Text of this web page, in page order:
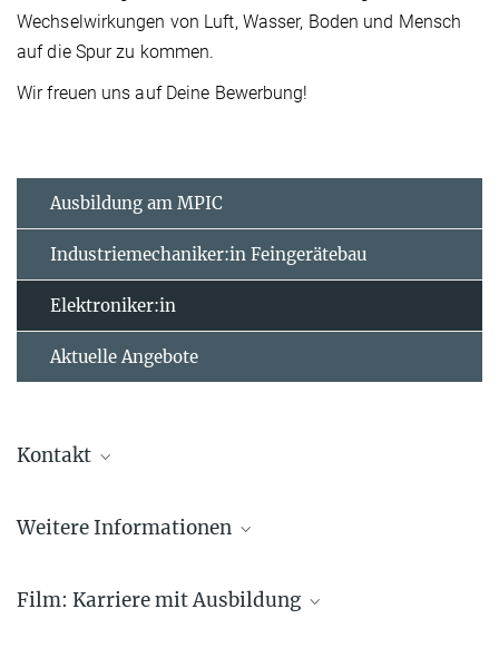
Wechselwirkungen von Luft, Wasser, Boden und Mensch
auf die Spur zu kommen.
Wir freuen uns auf Deine Bewerbung!
Ausbildung am MPIC
Industriemechaniker:in Feingerätebau
Elektroniker:in
Aktuelle Angebote
Kontakt
Ausbilder
Max-Planck-Institut für Chemie
Weitere Informationen
Film: Karriere mit Ausbildung